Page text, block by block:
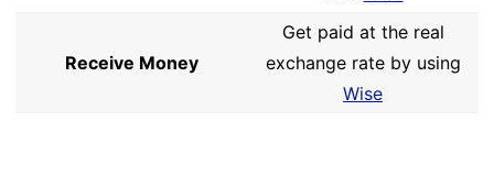
Receive Money
Get paid at the real
exchange rate by using
Wise